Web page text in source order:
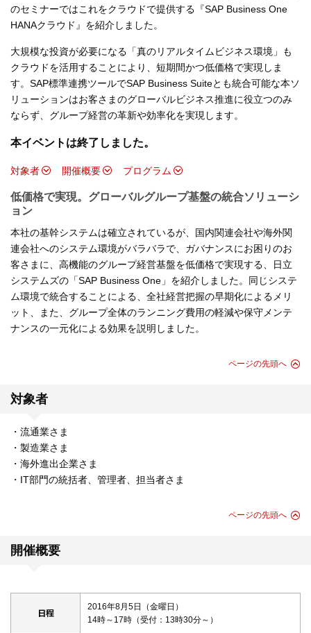
のセミナーではこれをクラウドで提供する『SAP Business One
HANAクラウド』を紹介しました。
大規模な投資が必要になる「真のリアルタイムビジネス環境」も
クラウドを活用することにより、短期間かつ低価格で実現しま
す。SAP標準連携ツールでSAP Business Suiteとも統合可能な本ソ
リューションはお客さまのグローバルビジネス推進に役立つのみ
ならず、グループ経営の革新や効率化を実現します。
本イベントは終了しました。
対象者 開催概要 プログラム
低価格で実現。グローバルグループ基盤の統合ソリューシ
ョン
本社の基幹システムは確立されているが、国内関連会社や海外関
連会社へのシステム環境がバラバラで、ガバナンスにお困りのお
客さまに、高機能のグループ経営基盤を低価格で実現する、日立
システムズの「SAP Business One」を紹介しました。同じシステ
ム環境で統合することによる、全社経営把握の早期化によるメリ
ット、また、グループ全体のランニング費用の軽減や保守メンテ
ナンスの一元化による効果を説明しました。
ページの先頭へ
対象者
・流通業さま
・製造業さま
・海外進出企業さま
・IT部門の統括者、管理者、担当者さま
ページの先頭へ
開催概要
日程
2016年8月5日（金曜日）
14時～17時（受付：13時30分～）